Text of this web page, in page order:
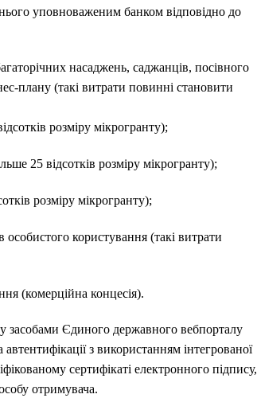
уповноваженим банком відповідно до
насаджень, саджанців, посівного
плану (такі витрати повинні становити
розміру мікрогранту);
25 відсотків розміру мікрогранту);
розміру мікрогранту);
особистого користування (такі витрати
(комерційна концесія).
засобами Єдиного державного вебпорталу
з використанням інтегрованої
сертифікаті електронного підпису,
отримувача.